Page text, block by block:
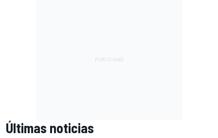
Últimas noticias